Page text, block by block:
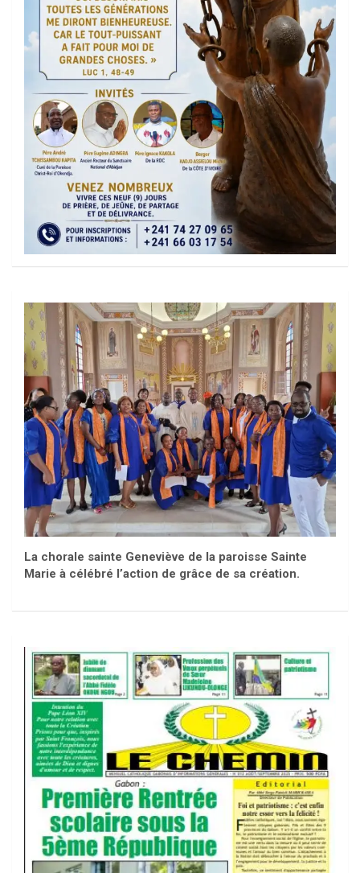
La chorale sainte Geneviève de la paroisse Sainte
Marie à célébré l’action de grâce de sa création.